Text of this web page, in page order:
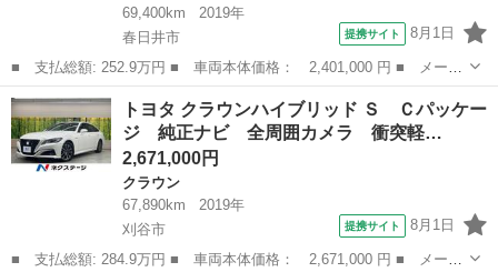
69,400km
2019年
春日井市
提携サイト 8月1日
■ 支払総額: 252.9万円 ■ 車両本体価格： 2,401,000 円 ■ メーカ
ー名： トヨタ ■ 車種名： クラウンハイブリッド ■ グレード
名： Ｇ セーフティシステムプラス １オーナー 禁煙車 メーカ
ーナビ シ...
愛知 春日井市 クラウン
トヨタ クラウンハイブリッド Ｓ Ｃパッケー
ジ 純正ナビ 全周囲カメラ 衝突軽…
2,671,000円
クラウン
67,890km
2019年
刈谷市
提携サイト 8月1日
■ 支払総額: 284.9万円 ■ 車両本体価格： 2,671,000 円 ■ メーカ